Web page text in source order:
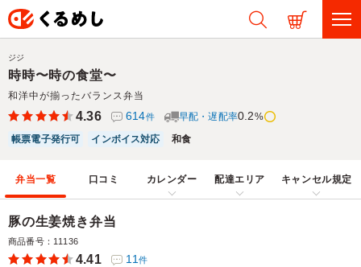
時時〜時の食堂〜
和洋中が揃ったバランス弁当
ジジ
4.36 614件 早配・遅配率0.2%
帳票電子発行可
インボイス対応 和食
弁当一覧 口コミ カレンダー 配達エリア キャンセル規定
豚の生姜焼き弁当
商品番号：11136
4.41 11件